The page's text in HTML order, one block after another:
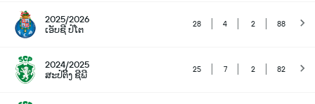
2025/2026
ເອັບຊີ ປໍໂຕ
28 4 2 88
2024/2025
ສະປໍຕິິງ ຊີພີ
25 7 2 82